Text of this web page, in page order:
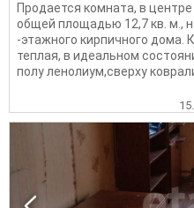
Продается комната, в
общей площадью 12,7 кв. м.,
-этажного кирпичного дома.
теплая, в идеальном
полу ленолиум,сверху